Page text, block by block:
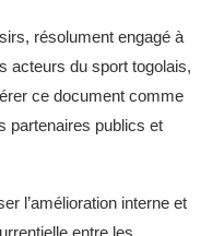
résolument engagé à
acteurs du sport togolais,
ce document comme
partenaires publics et
l’amélioration interne et